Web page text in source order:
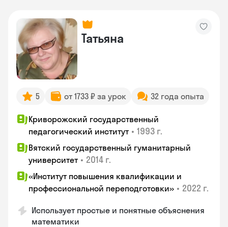
Татьяна
5 от 1733 ₽ за урок 32 года опыта
Криворожский государственный
педагогический институт • 1993 г.
Вятский государственный гуманитарный
университет • 2014 г.
«Институт повышения квалификации и
профессиональной переподготовки» • 2022 г.
Использует простые и понятные объяснения
математики